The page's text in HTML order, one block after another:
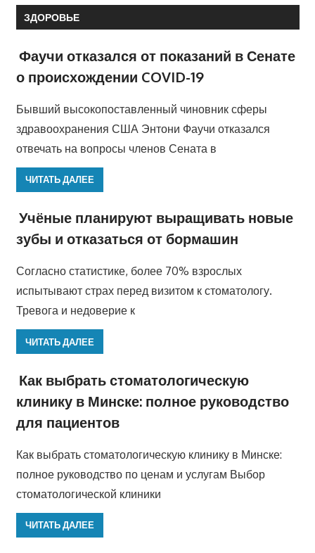
ЗДОРОВЬЕ
Фаучи отказался от показаний в Сенате
о происхождении COVID-19
Бывший высокопоставленный чиновник сферы
здравоохранения США Энтони Фаучи отказался
отвечать на вопросы членов Сената в
ЧИТАТЬ ДАЛЕЕ
Учёные планируют выращивать новые
зубы и отказаться от бормашин
Согласно статистике, более 70% взрослых
испытывают страх перед визитом к стоматологу.
Тревога и недоверие к
ЧИТАТЬ ДАЛЕЕ
Как выбрать стоматологическую
клинику в Минске: полное руководство
для пациентов
Как выбрать стоматологическую клинику в Минске:
полное руководство по ценам и услугам Выбор
стоматологической клиники
ЧИТАТЬ ДАЛЕЕ